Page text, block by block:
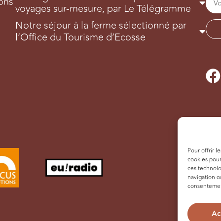
Pour offrir
cookies
ces
navigation
voyages sur-mesure, par Le Télégramme
Notre séjour à la ferme sélectionné par
l’Office du Tourisme d’Ecosse